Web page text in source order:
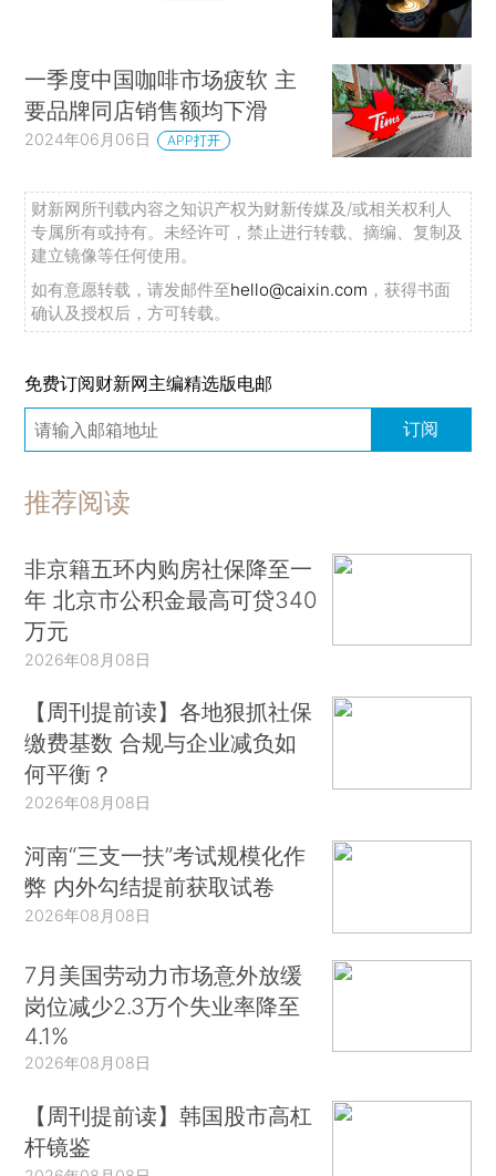
一季度中国咖啡市场疲软 主
要品牌同店销售额均下滑
2024年06月06日 APP打开
财新网所刊载内容之知识产权为财新传媒及/或相关权利人
专属所有或持有。未经许可，禁止进行转载、摘编、复制及
建立镜像等任何使用。
如有意愿转载，请发邮件至hello@caixin.com ，获得书面
确认及授权后，方可转载。
免费订阅财新网主编精选版电邮
订阅
推荐阅读
非京籍五环内购房社保降至一
年 北京市公积金最高可贷340
万元
2026年08月08日
【周刊提前读】各地狠抓社保
缴费基数 合规与企业减负如
何平衡？
2026年08月08日
河南“三支一扶”考试规模化作
弊 内外勾结提前获取试卷
2026年08月08日
7月美国劳动力市场意外放缓
岗位减少2.3万个失业率降至
4.1%
2026年08月08日
【周刊提前读】韩国股市高杠
杆镜鉴